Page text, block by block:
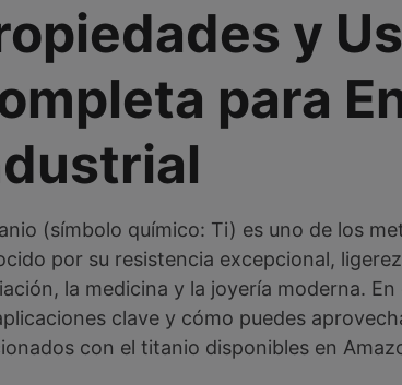
y
para
(símbolo químico: Ti) es uno de los
por su resistencia excepcional,
la medicina y la joyería moderna.
clave y cómo puedes
con el titanio disponibles en